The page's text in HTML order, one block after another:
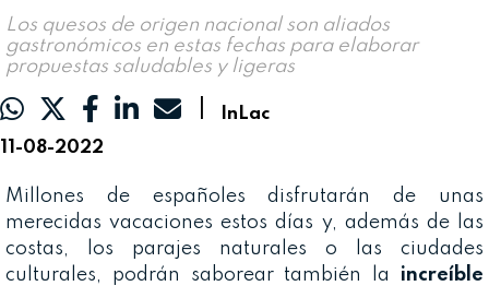
Los quesos de origen nacional son aliados
gastronómicos en estas fechas para elaborar
propuestas saludables y ligeras
InLac
11-08-2022
Millones de españoles disfrutarán de unas
merecidas vacaciones estos días y, además de las
costas, los parajes naturales o las ciudades
culturales, podrán saborear también la increíble